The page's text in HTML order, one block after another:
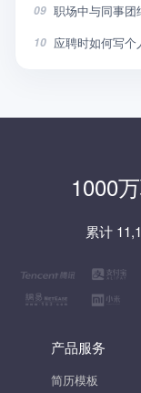
09 职场中与同事团
10 应聘时如何写个
1000
累计
产品服务
简历模板